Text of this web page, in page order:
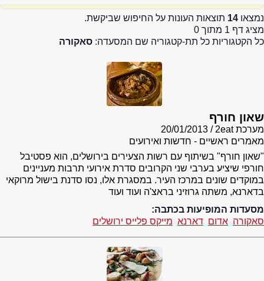
נמצאו 14 תוצאות העונות על החיפוש שביקשת.
מציג דף 1 מתוך 0
כל הקטגוריות כל תת-קטגוריה שם המסעדה: סאקורה
שאון חורף
מערכת 2eat
20/01/2013
מאמרים ראשיים - חדשות ואירועים
"שאון חורף" בשיתוף עם רשות הצעירים בירושלים, הוא פסטיבל
חורפי שיציע בערבי שני הקרובים סדרת אירועי תרבות מעניינים
במוקדים שונים במרכז העיר. במסגרת אלו, נסו סדנת בישול מרוקאי
בדארנא, משתה גרוזיני בראצ'ה ועוד ועוד
מסעדות המופיעות בכתבה:
סאקורה אדום דארנא מייקס פלייס ירושלים